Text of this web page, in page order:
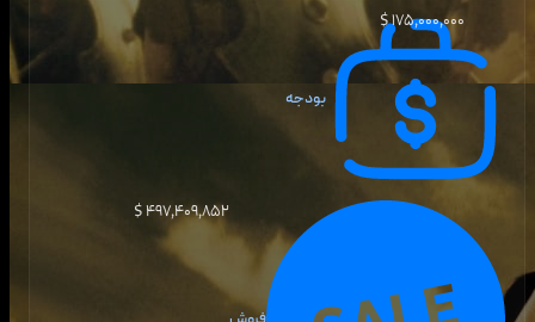
بودجه
۱۷۵٬۰۰۰٬۰۰۰ $
۴۹۷٬۴۰۹٬۸۵۲ $